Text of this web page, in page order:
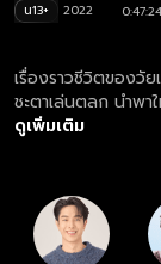
น13+ 2022
เรื่องราวชีวิตของวั
ชะตาเล่นตลก นำพา
15 ปี
ดูเพิ่มเติม